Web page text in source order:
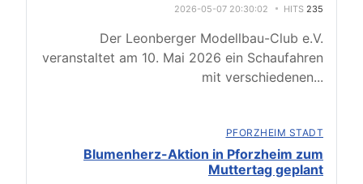
2026-05-07 20:30:02 HITS 235
Der Leonberger Modellbau-Club e.V.
veranstaltet am 10. Mai 2026 ein Schaufahren
mit verschiedenen...
PFORZHEIM STADT
Blumenherz-Aktion in Pforzheim zum
Muttertag geplant